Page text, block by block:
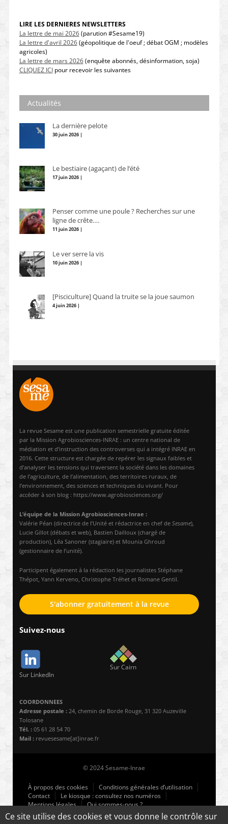
LIRE LES DERNIERES NEWSLETTERS
La lettre de mai 2026(parution #Sesame19)
La lettre d'avril 2026(géopolitique de l'oeuf ; débat OGM ; modèles
agricoles)
La lettre de mars 2026(enquête abonnés, désinformation, soja)
CLIQUEZ ICIpour recevoir les suivantes
Actualités
La dernière pelote
30 juin 2026 |
Le bestiaire (agaçant) de l’été
17 juin 2026 |
Penser comme une poule ? Recherches sur une
ligne de crête….
11 juin 2026 |
Le ver serre la vis
10 juin 2026 |
[Pisciculture] Quand la truite se la joue saumon
4 juin 2026 |
La revue Sesame est une publication semestrielle gratuite éditée
par la Mission Agrobiosciences-INRAE : un centre national de
médiation et d’instruction des controverses qui a intégré INRAE en
2016. Cette structure est chargée de repérer les signaux faibles et
d’analyser les tensions qui traversent la société dans les domaines
de l’agriculture, de l’alimentation, des territoires ruraux, de
l’environnement, des sciences et techniques du vivant. Pour
accéder à son blog : https://www.agrobiosciences.org/
L’équipe de la Mission Agrobiosciences-Inrae :
Valérie Péan (directrice de l’Unité et rédactrice en chef de Sesame),
Lucie Gillot (débats et web), Bastien Dailloux (chargé de
production), Léa Sanoner (stagiaire) et Mounia Ghroud
(gestionnaire de l’unité).
Participent également à la rédaction les journalistes Stéphane
Thépot, Yann Kerveno, Christophe Tréhet et Romane Gentil.
S'abonner gratuitement à la revue
Suivez-nous
Sur LinkedIn
Sur Cairn
COORDONNEES
Adresse postale : 24, chemin de Borde Rouge, 31 320 Auzeville
Tolosane
Tél. : 05 61 28 54 70
Mail : revuesesame[at]inrae.fr
© 2024 Sesame-Inrae
À propos des cookies
Conditions générales d’utilisation
Contact
Le kiosque : consultez nos numéros
Mentions légales
Qui sommes-nous ?
Ce site utilise des cookies et vous donne le contrôle sur